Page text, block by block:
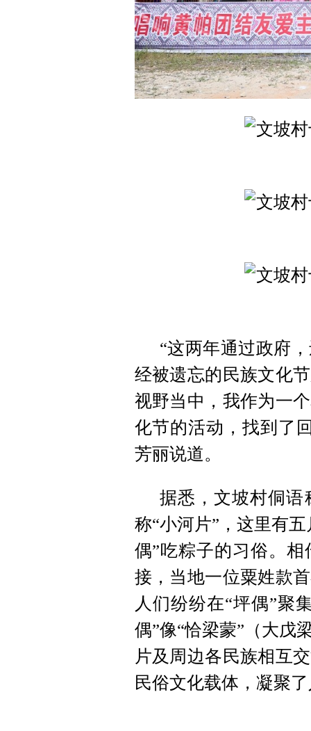
“这两年通过政府
经被遗忘的民族文化
视野当中，我作为一
化节的活动，找到了
芳丽说道。
据悉，文坡村侗语
称“小河片”，这里有
偶”吃粽子的习俗。
接，当地一位粟姓款
人们纷纷在“坪偶”聚
偶”像“恰梁蒙”（大戊
片及周边各民族相互
民俗文化载体，凝聚